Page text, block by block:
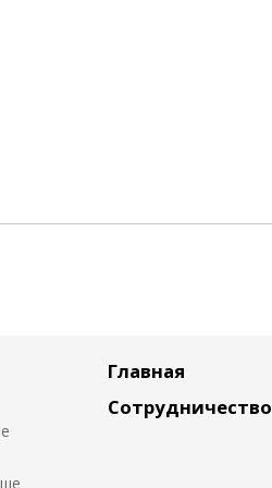
Главная
Сотрудничество